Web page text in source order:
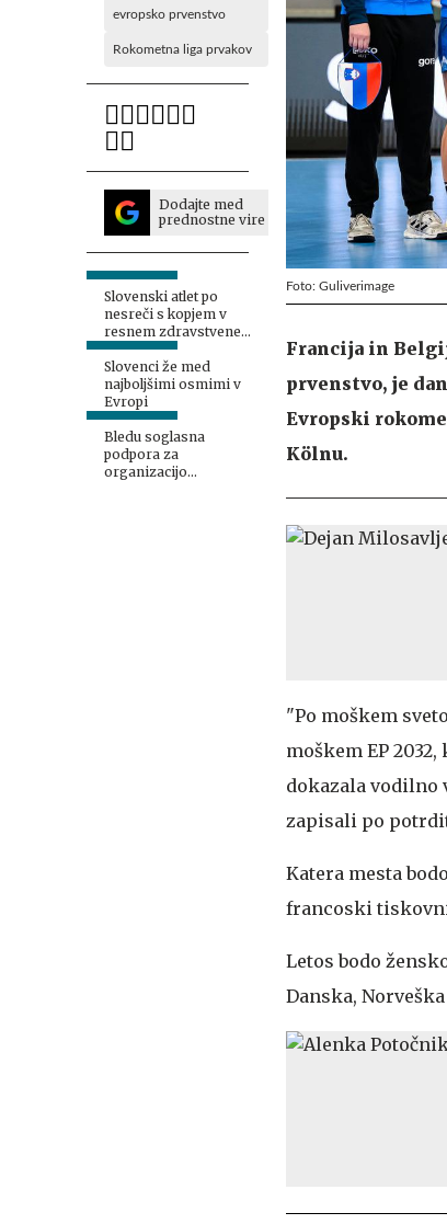
evropsko prvenstvo
Rokometna liga prvakov
Dodajte med
prednostne vire
Slovenski atlet po
nesreči s kopjem v
resnem zdravstvenem
stanju
Slovenci že med
najboljšimi osmimi v
Evropi
Bledu soglasna
podpora za
organizacijo
Foto: Guliverimage
Francija in
prvenstvo, je
Evropski
Kölnu.
"Po moškem
moškem EP
dokazala
zapisali po
Katera mesta
francoski
Letos bodo
Danska,